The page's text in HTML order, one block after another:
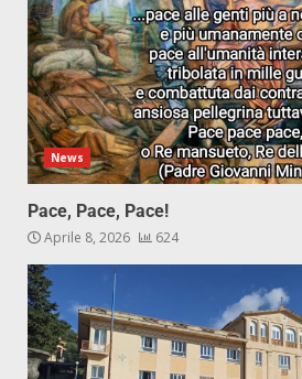
News
Pace, Pace, Pace!
Aprile 8, 2026 624